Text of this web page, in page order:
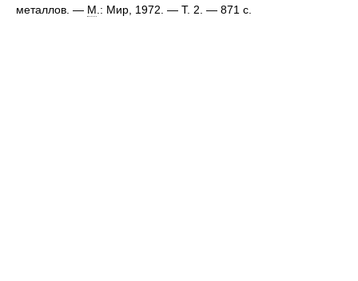
металлов. — М .: Мир, 1972. — Т. 2. — 871 с.